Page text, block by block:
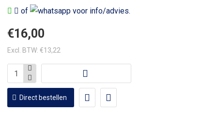
of
voor info/advies.
€16,00
Excl. BTW: €13,22
Direct bestellen